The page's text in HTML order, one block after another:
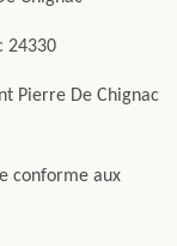
24330
Pierre De Chignac
conforme aux